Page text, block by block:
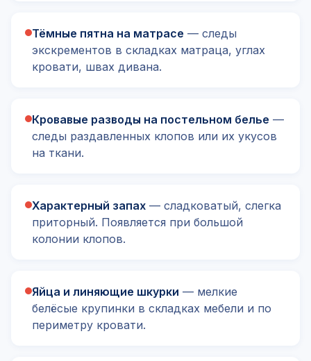
Тёмные пятна на матрасе — следы
экскрементов в складках матраца, углах
кровати, швах дивана.
Кровавые разводы на постельном белье —
следы раздавленных клопов или их укусов
на ткани.
Характерный запах — сладковатый, слегка
приторный. Появляется при большой
колонии клопов.
Яйца и линяющие шкурки — мелкие
белёсые крупинки в складках мебели и по
периметру кровати.